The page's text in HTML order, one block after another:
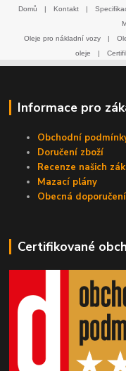
Domů Kontakt
Oleje pro nákladní vozy
oleje
Informace pro
Obchodní
Doručení zboží
Recenze našich
Mazací plány
Obecná doporučení
Certifikované